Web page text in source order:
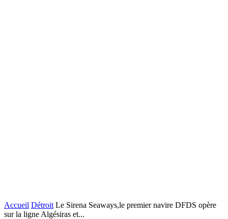
Accueil Détroit Le Sirena Seaways,le premier navire DFDS opère
sur la ligne Algésiras et...